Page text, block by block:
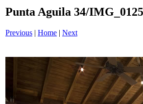
Punta Aguila 34/
Previous | Home | Next